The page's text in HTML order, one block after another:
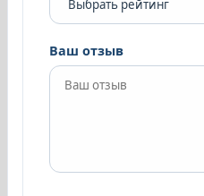
Ваш отзыв